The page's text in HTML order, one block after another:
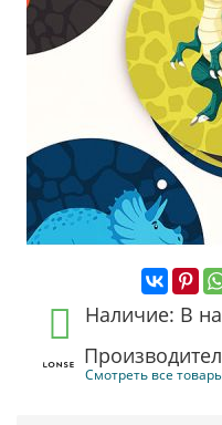
Наличие: В
Смотреть все